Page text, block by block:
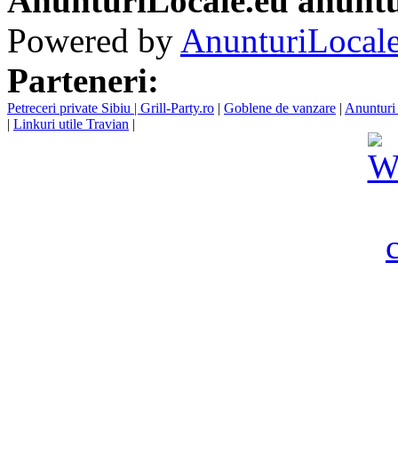
Powered by
Parteneri:
Petreceri private Sibiu | Grill-Party.ro | Goblene de vanzare | Anunturi
| Linkuri utile Travian |